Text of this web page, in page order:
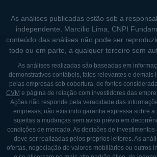
As análises publicadas estão sob a
independente, Marcílio Lima, CNPI
conteúdo das análises não pode ser
todo ou em parte, a qualquer terceiro sem
As análises realizadas são baseadas em
demonstrativos contábeis, fatos relevantes e demais
pelas empresas sob cobertura, de fontes
CVM e página de relação com investidores das
Ações não responde pela veracidade das
empresas, não existindo garantia expressa sobre a
sujeitas a mudanças sem aviso prévio em
condições de mercado. As decisões de
deve ser realizadas pelos próprios leitores. As
ofertas, negociação de valores mobiliários ou outros